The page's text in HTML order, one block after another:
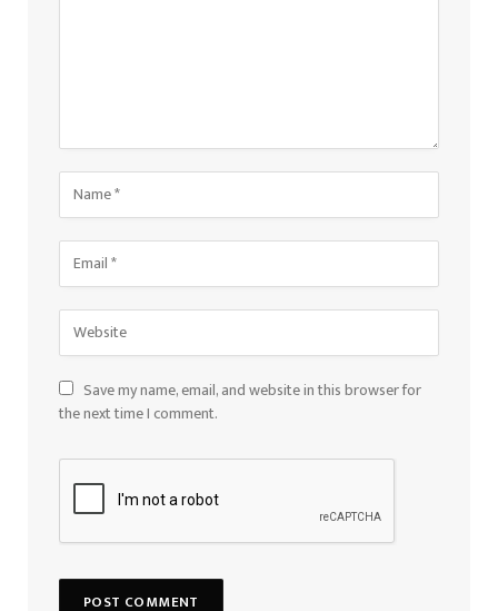
Save my name, email, and website in this browser for
the next time I comment.